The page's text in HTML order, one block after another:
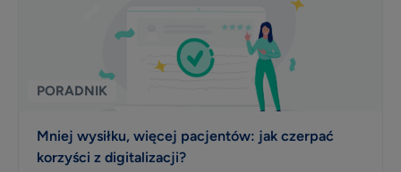
PORADNIK
Mniej wysiłku, więcej pacjentów: jak czerpać
korzyści z digitalizacji?